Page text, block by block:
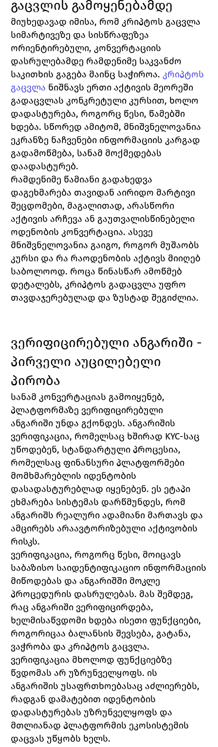
გაცვლის გამოყენებამდე
მიუხედავად იმისა, რომ კრიპტოს გაცვლა
სიმარტივეზე და სისწრაფეზეა
ორიენტირებული, კონვერტაციის
დასრულებამდე რამდენიმე საკვანძო
საკითხის გაგება მაინც საჭიროა. კრიპტოს
გაცვლა ნიშნავს ერთი აქტივის მეორეში
გადაცვლას კონკრეტული კურსით, ხოლო
დადასტურება, როგორც წესი, წამებში
ხდება. სწორედ ამიტომ, მნიშვნელოვანია
ეკრანზე ნაჩვენები ინფორმაციის კარგად
გადამოწმება, სანამ მოქმედებას
დაადასტურებ.
რამდენიმე წამიანი გადახედვა
დაგეხმარება თავიდან აირიდო მარტივი
შეცდომები, მაგალითად, არასწორი
აქტივის არჩევა ან გაუთვალისწინებელი
ოდენობის კონვერტაცია. ასევე
მნიშვნელოვანია გაიგო, როგორ მუშაობს
კურსი და რა რაოდენობის აქტივს მიიღებ
საბოლოოდ. როცა წინასწარ ამოწმებ
დეტალებს, კრიპტოს გადაცვლა უფრო
თავდაჯერებულად და ზუსტად შეგიძლია.
ვერიფიცირებული ანგარიში -
პირველი აუცილებელი
პირობა
სანამ კონვერტაციას გამოიყენებ,
პლატფორმაზე ვერიფიცირებული
ანგარიში უნდა გქონდეს. ანგარიშის
ვერიფიკაცია, რომელსაც ხშირად KYC-საც
უწოდებენ, სტანდარტული პროცესია,
რომელსაც ფინანსური პლატფორმები
მომხმარებლის იდენტობის
დასადასტურებლად იყენებენ. ეს ეტაპი
ეხმარება სისტემას დარწმუნდეს, რომ
ანგარიშს რეალური ადამიანი მართავს და
ამცირებს არაავტორიზებული აქტივობის
რისკს.
ვერიფიკაცია, როგორც წესი, მოიცავს
საბაზისო საიდენტიფიკაციო ინფორმაციის
მიწოდებას და ანგარიშში მოკლე
პროცედურის დასრულებას. მას შემდეგ,
რაც ანგარიში ვერიფიცირდება,
ხელმისაწვდომი ხდება ისეთი ფუნქციები,
როგორიცაა ბალანსის შევსება, გატანა,
ვაჭრობა და კრიპტოს გაცვლა.
ვერიფიკაცია მხოლოდ ფუნქციებზე
წვდომას არ უზრუნველყოფს. ის
ანგარიშის უსაფრთხოებასაც აძლიერებს,
რადგან დამატებით იდენტობის
დადასტურებას უზრუნველყოფს და
მთლიანად პლატფორმის ეკოსისტემის
დაცვას უწყობს ხელს.